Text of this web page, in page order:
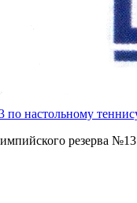
настольному
резерва